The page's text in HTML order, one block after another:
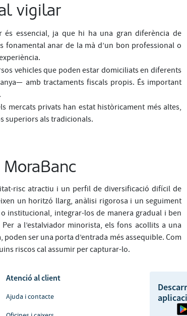
vigilar
és essencial, ja que hi ha una gran diferència de
anar de la mà d’un bon professional o
vehicles que poden estar domiciliats en diferents
amb tractaments fiscals propis. És important
mercats privats han estat històricament més altes,
superiors als tradicionals.
risc atractiu i un perfil de diversificació difícil de
un horitzó llarg, anàlisi rigorosa i un seguiment
institucional, integrar-los de manera gradual i ben
a l’estalviador minorista, els fons acollits a una
poden ser una porta d’entrada més assequible. Com
riscos cal assumir per capturar-lo.
Atenció al client
Ajuda i contacte